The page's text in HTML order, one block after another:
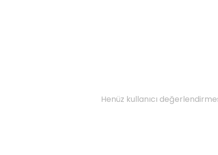
Henüz kullanıcı